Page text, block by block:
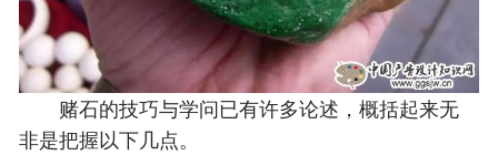
赌石的技巧与学问已有许多论述，概括起来无
非是把握以下几点。